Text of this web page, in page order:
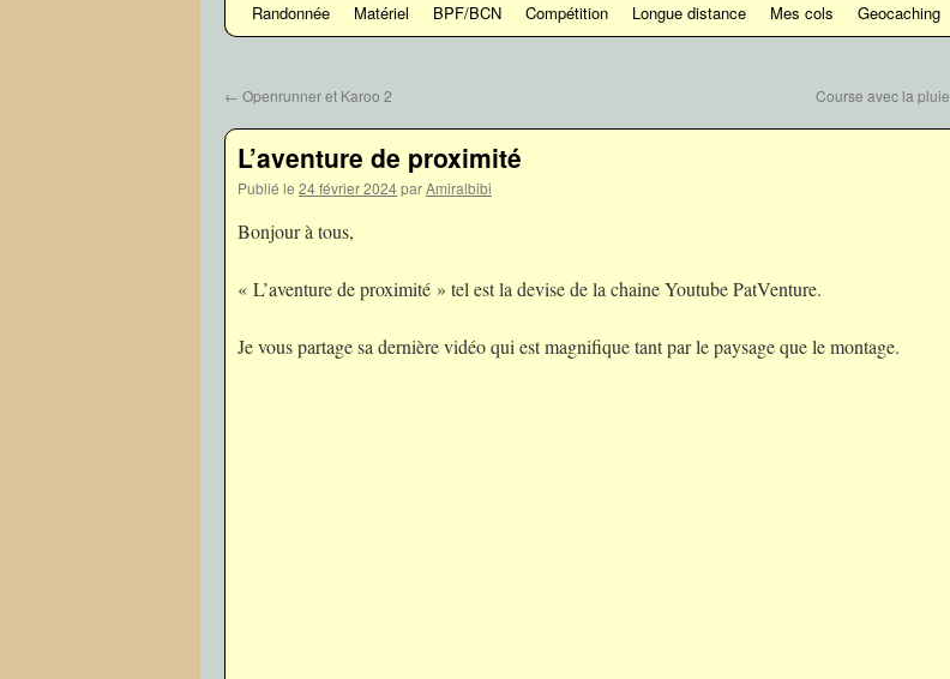
Randonnée Matériel BPF/BCN Compétition Longue distance Mes cols Geocaching
← Openrunner et Karoo 2 Course avec la pluie
L’aventure de proximité
Publié le 24 février 2024parAmiralbibi
Bonjour à tous,
« L’aventure de proximité » tel est la devise de la chaine Youtube PatVenture.
Je vous partage sa dernière vidéo qui est magnifique tant par le paysage que le montage.